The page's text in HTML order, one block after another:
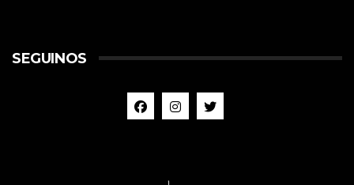
SEGUINOS